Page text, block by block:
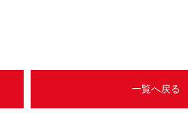
一覧へ戻る